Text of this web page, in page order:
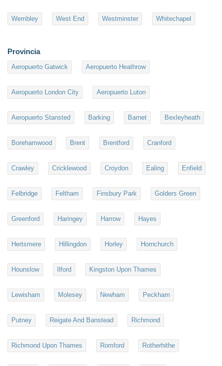
Wembley West End Westminster Whitechapel
Provincia
Aeropuerto Gatwick Aeropuerto Heathrow
Aeropuerto London City Aeropuerto Luton
Aeropuerto Stansted Barking Barnet Bexleyheath
Borehamwood Brent Brentford Cranford
Crawley Cricklewood Croydon Ealing Enfield
Felbridge Feltham Finsbury Park Golders Green
Greenford Haringey Harrow Hayes
Hertsmere Hillingdon Horley Hornchurch
Hounslow Ilford Kingston Upon Thames
Lewisham Molesey Newham Peckham
Putney Reigate And Banstead Richmond
Richmond Upon Thames Romford Rotherhithe